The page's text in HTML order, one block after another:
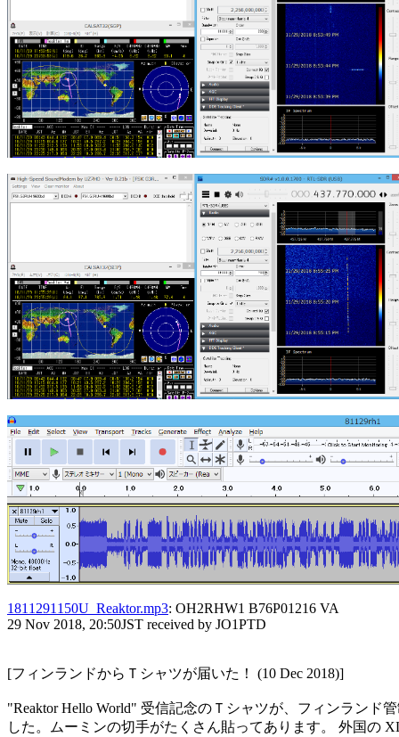
1811291150U_Reaktor.mp3: OH2RHW1 B76P01216 VA
29 Nov 2018, 20:50JST received by JO1PTD
[フィンランドからＴシャツが届いた！ (10 Dec 2018)]
"Reaktor Hello World" 受信記念のＴシャツが、フィンランド
した。ムーミンの切手がたくさん貼ってあります。 外国の